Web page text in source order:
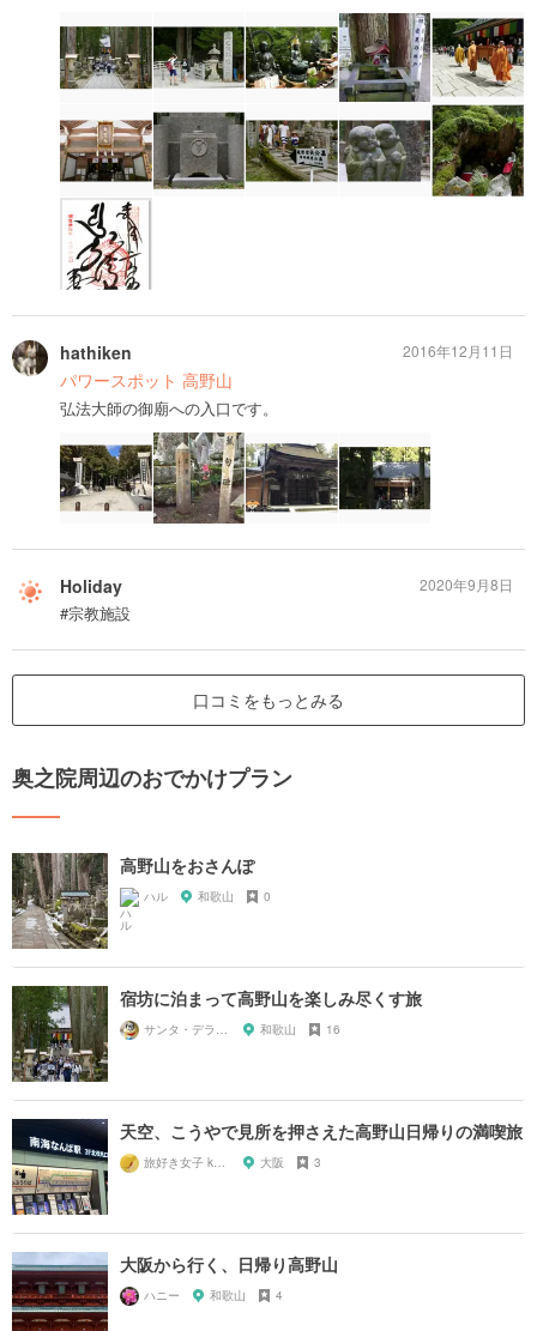
hathiken
パワースポット 高野山
弘法大師の御廟への入口です。
2016年12月11日
Holiday
#宗教施設
2020年9月8日
口コミをもっとみる
奥之院周辺のおでかけプラン
高野山をおさんぽ
ハル 和歌山 0
宿坊に泊まって高野山を楽しみ尽くす旅
サンタ・デラックス 和歌山 16
天空、こうやで見所を押さえた高野山日帰りの満喫旅
旅好き女子 kazy 大阪 3
大阪から行く、日帰り高野山
ハニー 和歌山 4